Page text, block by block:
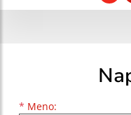
* Meno:
Meno
Priezvisko
E-mailová adresa